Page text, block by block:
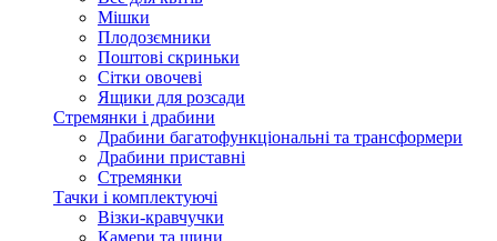
Мішки
Плодозємники
Поштові скриньки
Сітки овочеві
Ящики для розсади
Стремянки і драбини
Драбини багатофункціональні та трансформери
Драбини приставні
Стремянки
Тачки і комплектуючі
Візки-кравчучки
Камери та шини